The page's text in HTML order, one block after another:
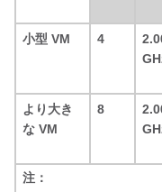
小型 VM 4
より大き
な VM
8
注：